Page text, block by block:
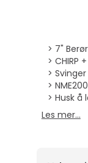
7"
CHIRP
Husk å
Les mer...